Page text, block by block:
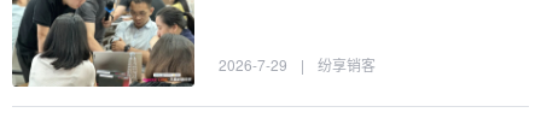
2026-7-29 | 纷享销客